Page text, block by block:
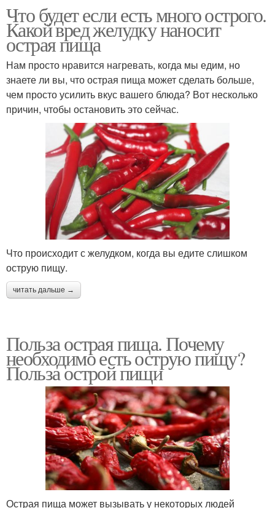
Что будет если есть много острого.
Какой вред желудку наносит
острая пища
Нам просто нравится нагревать, когда мы едим, но
знаете ли вы, что острая пища может сделать больше,
чем просто усилить вкус вашего блюда? Вот несколько
причин, чтобы остановить это сейчас.
Что происходит с желудком, когда вы едите слишком
острую пищу.
читать дальше →
Польза острая пища. Почему
необходимо есть острую пищу?
Польза острой пищи
Острая пища может вызывать у некоторых людей